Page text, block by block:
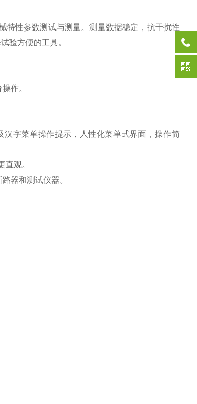
特性参数测试与测量。测量数据稳定，抗干扰性
验方便的工具。
作。
字菜单操作提示，人性化菜单式界面，操作简
观。
器和测试仪器。